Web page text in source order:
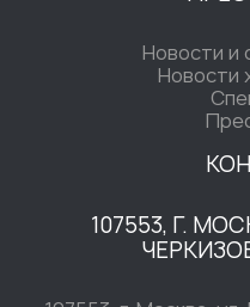
Новости и
Новости
107553, Г.